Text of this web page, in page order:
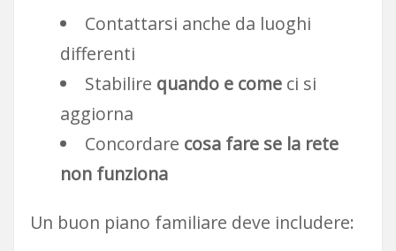
Contattarsi anche da luoghi
differenti
Stabilire quando e comeci si
aggiorna
Concordare cosa fare se la rete
non funziona
Un buon piano familiare deve includere: